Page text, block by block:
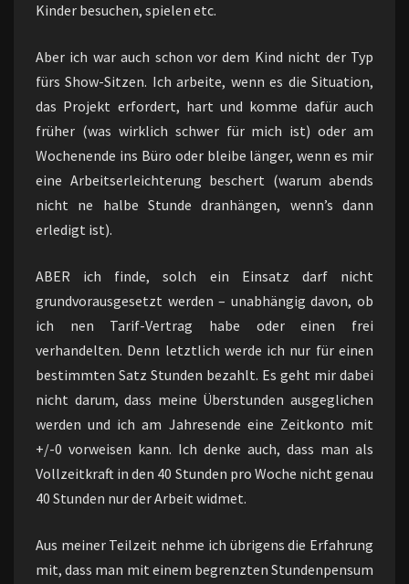
Kinder besuchen, spielen etc.
Aber ich war auch schon vor dem Kind nicht der Typ
fürs Show-Sitzen. Ich arbeite, wenn es die Situation,
das Projekt erfordert, hart und komme dafür auch
früher (was wirklich schwer für mich ist) oder am
Wochenende ins Büro oder bleibe länger, wenn es mir
eine Arbeitserleichterung beschert (warum abends
nicht ne halbe Stunde dranhängen, wenn’s dann
erledigt ist).
ABER ich finde, solch ein Einsatz darf nicht
grundvorausgesetzt werden – unabhängig davon, ob
ich nen Tarif-Vertrag habe oder einen frei
verhandelten. Denn letztlich werde ich nur für einen
bestimmten Satz Stunden bezahlt. Es geht mir dabei
nicht darum, dass meine Überstunden ausgeglichen
werden und ich am Jahresende eine Zeitkonto mit
+/-0 vorweisen kann. Ich denke auch, dass man als
Vollzeitkraft in den 40 Stunden pro Woche nicht genau
40 Stunden nur der Arbeit widmet.
Aus meiner Teilzeit nehme ich übrigens die Erfahrung
mit, dass man mit einem begrenzten Stundenpensum